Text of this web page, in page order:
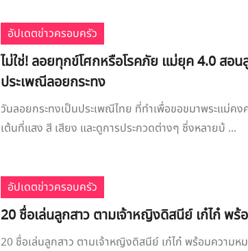
อัปเดตข่าวครอบครัว
ไม่ใช่! ลอยทุกข์โศกหรือโรคภัย แม่ยุค 4.0 สอน
ประเพณีลอยกระทง
วันลอยกระทงเป็นประเพณีไทย ที่ทำเพื่อขอขมาพระแม่คง
เต้นที่แสง สี เสียง และดูการประกวดต่างๆ ซึ่งหลายบ้ ...
อัปเดตข่าวครอบครัว
20 ชื่อเล่นลูกสาว ตามเจ้าหญิงดิสนีย์ เก๋ไก๋ พ
20 ชื่อเล่นลูกสาว ตามเจ้าหญิงดิสนีย์ เก๋ไก๋ พร้อมความ